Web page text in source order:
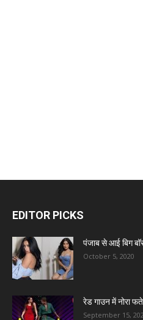
EDITOR PICKS
पंजाब से आई बिग
October 5, 2020
रेड गाउन में नोरा
September 15,